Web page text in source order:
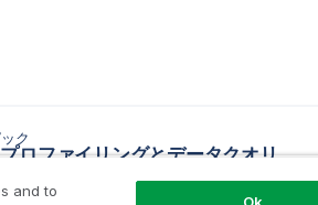
ク
データプロファイリングとデータクオリティ
and to